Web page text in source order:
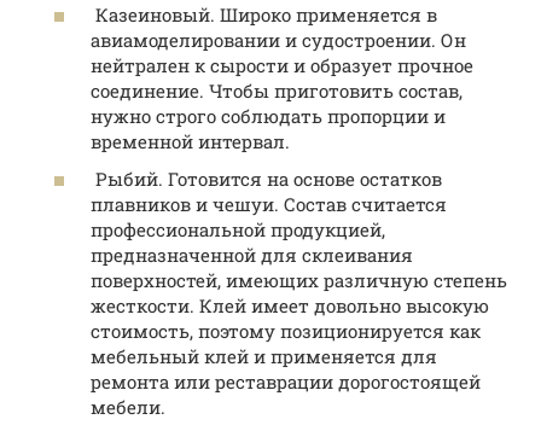
Казеиновый. Широко применяется в
авиамоделировании и судостроении. Он
нейтрален к сырости и образует прочное
соединение. Чтобы приготовить состав,
нужно строго соблюдать пропорции и
временной интервал.
Рыбий. Готовится на основе остатков
плавников и чешуи. Состав считается
профессиональной продукцией,
предназначенной для склеивания
поверхностей, имеющих различную степень
жесткости. Клей имеет довольно высокую
стоимость, поэтому позиционируется как
мебельный клей и применяется для
ремонта или реставрации дорогостоящей
мебели.